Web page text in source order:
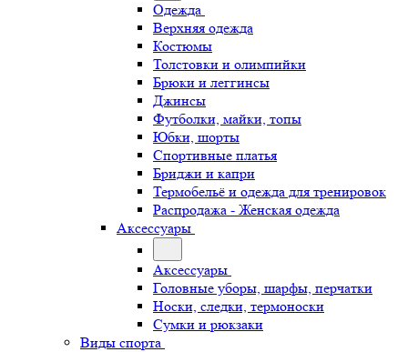
Одежда
Верхняя одежда
Костюмы
Толстовки и олимпийки
Брюки и леггинсы
Джинсы
Футболки, майки, топы
Юбки, шорты
Спортивные платья
Бриджи и капри
Термобельё и одежда для тренировок
Распродажа - Женская одежда
Аксессуары
Аксессуары
Головные уборы, шарфы, перчатки
Носки, следки, термоноски
Сумки и рюкзаки
Виды спорта